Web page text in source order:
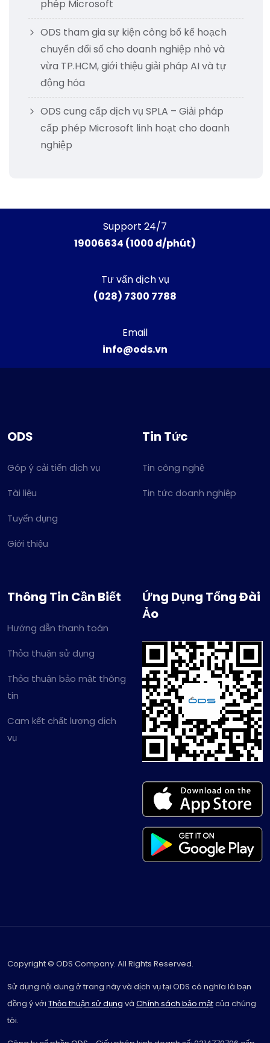
phép Microsoft
ODS tham gia sự kiện công bố kế hoạch
chuyển đổi số cho doanh nghiệp nhỏ và
vừa TP.HCM, giới thiệu giải pháp AI và tự
động hóa
ODS cung cấp dịch vụ SPLA – Giải pháp
cấp phép Microsoft linh hoạt cho doanh
nghiệp
Support 24/7
19006634 (1000 đ/phút)
Tư vấn dịch vụ
(028) 7300 7788
Email
info@ods.vn
ODS
Góp ý cải tiến dịch vụ
Tài liệu
Tuyển dụng
Giới thiệu
Tin Tức
Tin công nghệ
Tin tức doanh nghiệp
Thông Tin Cần Biết
Hướng dẫn thanh toán
Thỏa thuận sử dụng
Thỏa thuận bảo mật thông
tin
Cam kết chất lượng dịch
vụ
Ứng Dụng Tổng Đài
Ảo
Copyright © ODS Company. All Rights Reserved.
Sử dụng nội dung ở trang này và dịch vụ tại ODS có nghĩa là bạn
đồng ý với Thỏa thuận sử dụng và Chính sách bảo mậtcủa chúng
tôi.